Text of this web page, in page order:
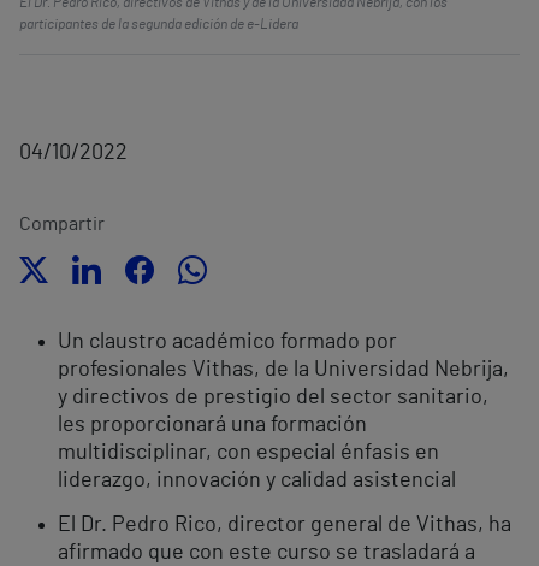
participantes de la segunda edición de e-Lidera
04/10/2022
Compartir
Un claustro académico formado por
profesionales Vithas, de la Universidad Nebrija,
y directivos de prestigio del sector sanitario,
les proporcionará una formación
multidisciplinar, con especial énfasis en
liderazgo, innovación y calidad asistencial
El Dr. Pedro Rico, director general de Vithas, ha
afirmado que con este curso se trasladará a